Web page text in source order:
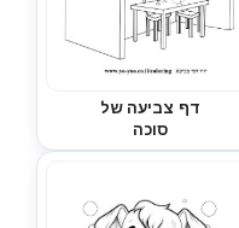
דף צביעה של
סוכה